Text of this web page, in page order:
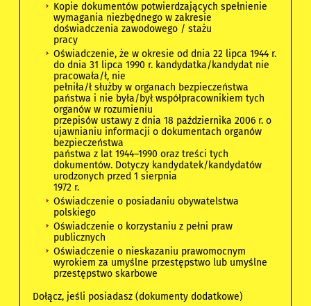
Kopie dokumentów potwierdzających spełnienie
wymagania niezbędnego w zakresie
doświadczenia zawodowego / stażu
pracy
Oświadczenie, że w okresie od dnia 22 lipca 1944 r.
do dnia 31 lipca 1990 r. kandydatka/kandydat nie
pracowała/ł, nie
pełniła/ł służby w organach bezpieczeństwa
państwa i nie była/był współpracownikiem tych
organów w rozumieniu
przepisów ustawy z dnia 18 października 2006 r. o
ujawnianiu informacji o dokumentach organów
bezpieczeństwa
państwa z lat 1944–1990 oraz treści tych
dokumentów. Dotyczy kandydatek/kandydatów
urodzonych przed 1 sierpnia
1972 r.
Oświadczenie o posiadaniu obywatelstwa
polskiego
Oświadczenie o korzystaniu z pełni praw
publicznych
Oświadczenie o nieskazaniu prawomocnym
wyrokiem za umyślne przestępstwo lub umyślne
przestępstwo skarbowe
Dołącz, jeśli posiadasz (dokumenty dodatkowe)